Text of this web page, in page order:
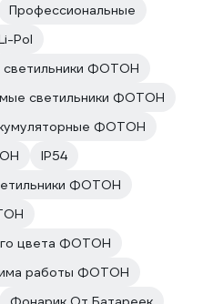
Профессиональные
Pol
светильники ФОТОН
светильники ФОТОН
ФОТОН
IP54
ФОТОН
цвета ФОТОН
работы ФОТОН